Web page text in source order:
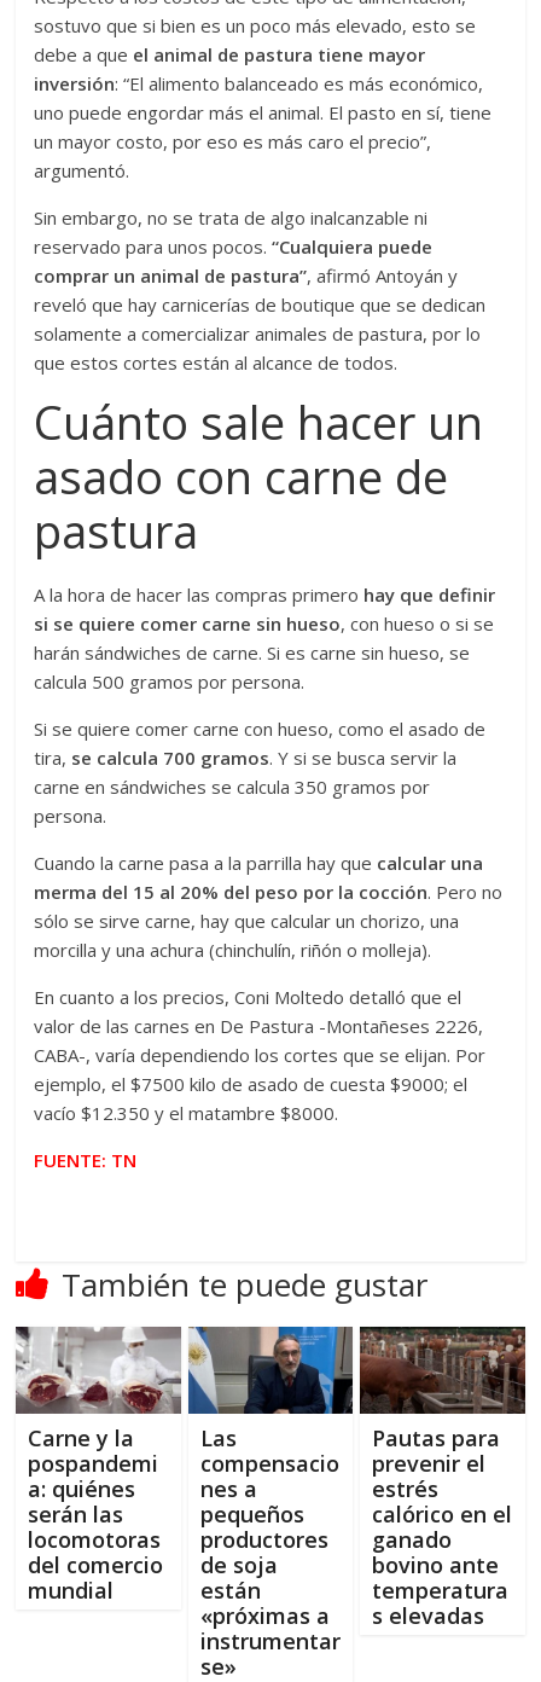
sostuvo que si bien es un poco más elevado, esto se
debe a que el animal de pastura tiene mayor
inversión: “El alimento balanceado es más económico,
uno puede engordar más el animal. El pasto en sí, tiene
un mayor costo, por eso es más caro el precio”,
argumentó.
Sin embargo, no se trata de algo inalcanzable ni
reservado para unos pocos.“Cualquiera puede
comprar un animal de pastura”, afirmó Antoyán y
reveló que hay carnicerías de boutique que se dedican
solamente a comercializar animales de pastura, por lo
que estos cortes están al alcance de todos.
Cuánto sale hacer un
asado con carne de
pastura
A la hora de hacer las compras primero hay que definir
si se quiere comer carne sin hueso, con hueso o si se
harán sándwiches de carne. Si es carne sin hueso, se
calcula 500 gramos por persona.
Si se quiere comer carne con hueso, como el asado de
tira, se calcula 700 gramos. Y si se busca servir la
carne en sándwiches se calcula 350 gramos por
persona.
Cuando la carne pasa a la parrilla hay que calcular una
merma del 15 al 20% del peso por la cocción. Pero no
sólo se sirve carne, hay que calcular un chorizo, una
morcilla y una achura (chinchulín, riñón o molleja).
En cuanto a los precios, Coni Moltedo detalló que el
valor de las carnes en De Pastura -Montañeses 2226,
CABA-, varía dependiendo los cortes que se elijan. Por
ejemplo, el $7500 kilo de asado de cuesta $9000; el
vacío $12.350 y el matambre $8000.
FUENTE: TN
También te puede gustar
Carne y la
pospandemi
a: quiénes
serán las
locomotoras
del comercio
mundial
Las
compensacio
nes a
pequeños
productores
de soja
están
«próximas a
instrumentar
se»
Pautas para
prevenir el
estrés
calórico en el
ganado
bovino ante
temperatura
s elevadas